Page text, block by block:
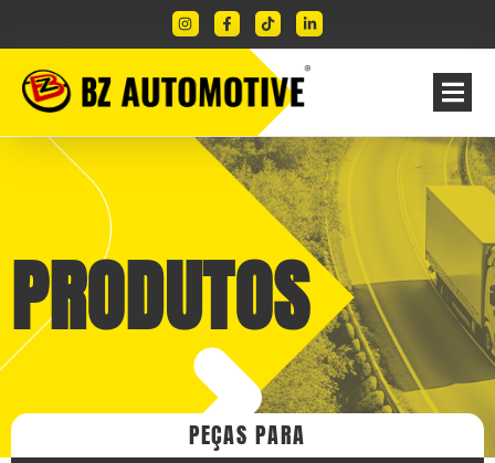
PRODUTOS
PEÇAS PARA